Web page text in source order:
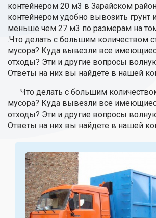
контейнером 20 м3 в Зарайском
контейнером удобно вывозить грунт
меньше чем 27 м3 по размерам на
.Что делать с большим количеством
мусора? Куда вывезли все
отходы? Эти и другие вопросы
Ответы на них вы найдете в нашей
Что делать с большим
мусора? Куда вывезли все
отходы? Эти и другие вопросы
Ответы на них вы найдете в нашей